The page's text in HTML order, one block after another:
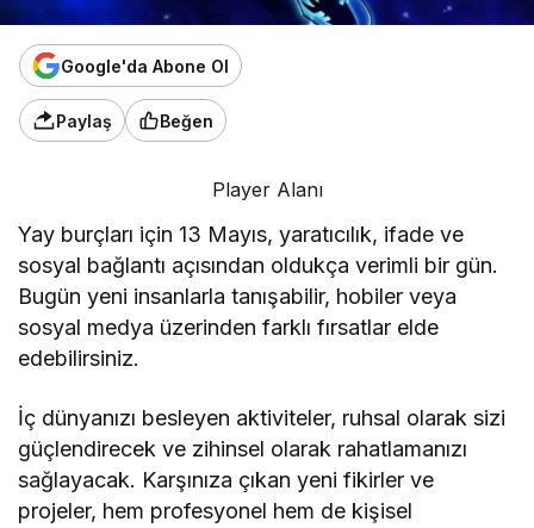
Google'da Abone Ol
Paylaş Beğen
Player Alanı
Yay burçları için 13 Mayıs, yaratıcılık, ifade ve
sosyal bağlantı açısından oldukça verimli bir gün.
Bugün yeni insanlarla tanışabilir, hobiler veya
sosyal medya üzerinden farklı fırsatlar elde
edebilirsiniz.
İç dünyanızı besleyen aktiviteler, ruhsal olarak sizi
güçlendirecek ve zihinsel olarak rahatlamanızı
sağlayacak. Karşınıza çıkan yeni fikirler ve
projeler, hem profesyonel hem de kişisel